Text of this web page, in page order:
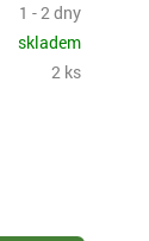
1 - 2 dny
skladem
2 ks